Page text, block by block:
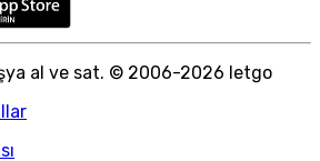
al ve sat. © 2006-2026 letgo